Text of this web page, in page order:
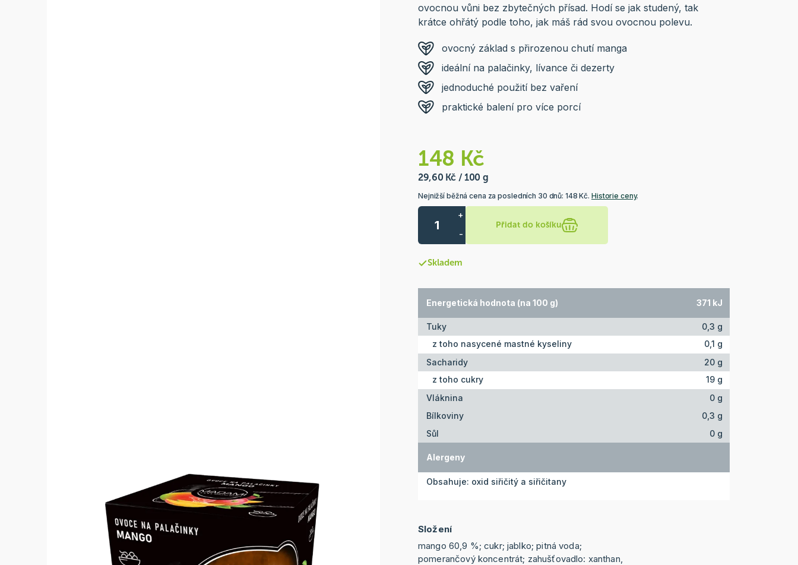
ovocnou vůni bez zbytečných přísad. Hodí se jak studený, tak
krátce ohřátý podle toho, jak máš rád svou ovocnou polevu.
ovocný základ s přirozenou chutí manga
ideální na palačinky, lívance či dezerty
jednoduché použití bez vaření
praktické balení pro více porcí
148 Kč
29,60 Kč / 100 g
Nejnižší běžná cena za posledních 30 dnů: 148 Kč.Historie ceny.
+
-
Přidat do košíku
Skladem
Energetická hodnota (na 100 g) 371 kJ
Tuky
0,3 g
z toho nasycené mastné kyseliny
0,1 g
Sacharidy
20 g
z toho cukry
19 g
Vláknina
0 g
Bílkoviny
0,3 g
Sůl
0 g
Alergeny
Obsahuje: oxid siřičitý a siřičitany
Složení
mango 60,9 %; cukr; jablko; pitná voda;
pomerančový koncentrát; zahušťovadlo: xanthan,